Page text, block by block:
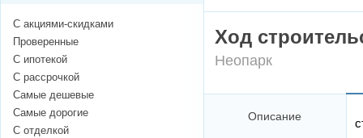
Ход
Неопарк
Описание
С акциями-скидками
Проверенные
С ипотекой
С рассрочкой
Самые дешевые
Самые дорогие
С отделкой